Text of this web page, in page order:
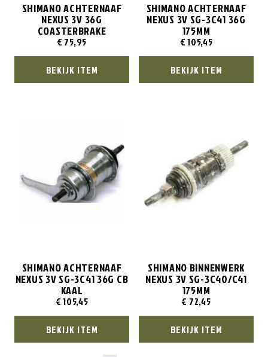
SHIMANO ACHTERNAAF
NEXUS 3V 36G
COASTERBRAKE
€ 75,95
BEKIJK ITEM
SHIMANO ACHTERNAAF
NEXUS 3V SG-3C41 36G
175MM
€105,45
BEKIJK ITEM
SHIMANO ACHTERNAAF
NEXUS 3V SG-3C41 36G CB
KAAL
€105,45
BEKIJK ITEM
SHIMANO BINNENWERK
NEXUS 3V SG-3C40/C41
175MM
€ 72,45
BEKIJK ITEM